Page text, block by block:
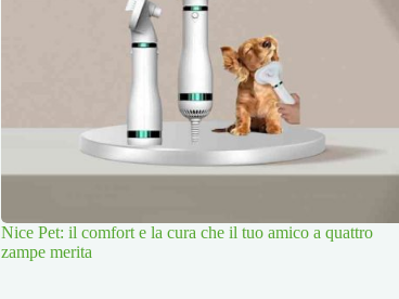
Nice Pet: il comfort e la cura che il tuo amico a quattro
zampe merita